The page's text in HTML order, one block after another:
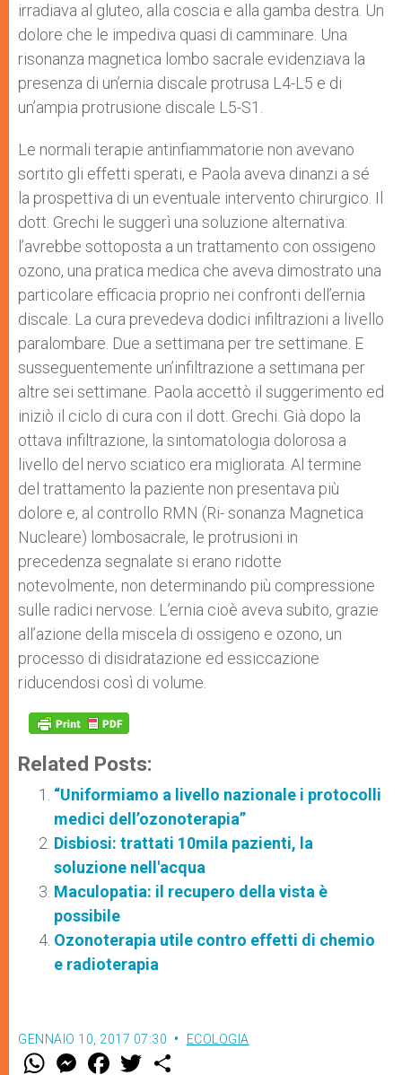
irradiava al gluteo, alla coscia e alla gamba destra. Un
dolore che le impediva quasi di camminare. Una
risonanza magnetica lombo sacrale evidenziava la
presenza di un’ernia discale protrusa L4-L5 e di
un’ampia protrusione discale L5-S1.
Le normali terapie antinfiammatorie non avevano
sortito gli effetti sperati, e Paola aveva dinanzi a sé
la prospettiva di un eventuale intervento chirurgico. Il
dott. Grechi le suggerì una soluzione alternativa:
l’avrebbe sottoposta a un trattamento con ossigeno
ozono, una pratica medica che aveva dimostrato una
particolare efficacia proprio nei confronti dell’ernia
discale. La cura prevedeva dodici infiltrazioni a livello
paralombare. Due a settimana per tre settimane. E
susseguentemente un’infiltrazione a settimana per
altre sei settimane. Paola accettò il suggerimento ed
iniziò il ciclo di cura con il dott. Grechi. Già dopo la
ottava infiltrazione, la sintomatologia dolorosa a
livello del nervo sciatico era migliorata. Al termine
del trattamento la paziente non presentava più
dolore e, al controllo RMN (Ri- sonanza Magnetica
Nucleare) lombosacrale, le protrusioni in
precedenza segnalate si erano ridotte
notevolmente, non determinando più compressione
sulle radici nervose. L’ernia cioè aveva subito, grazie
all’azione della miscela di ossigeno e ozono, un
processo di disidratazione ed essiccazione
riducendosi così di volume.
Related Posts:
“Uniformiamo a livello nazionale i protocolli
medici dell’ozonoterapia”
Disbiosi: trattati 10mila pazienti, la
soluzione nell'acqua
Maculopatia: il recupero della vista è
possibile
Ozonoterapia utile contro effetti di chemio
e radioterapia
GENNAIO 10, 2017 07:30 ECOLOGIA
W M
e
F
a w